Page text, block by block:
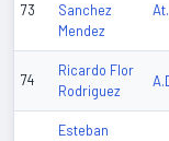
73
Sanchez
Mendez
74
Ricardo Flor
Rodriguez
Esteban